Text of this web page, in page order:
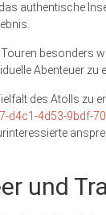
authentische
besonders
Abenteuer zu
des Atolls zu
d4c1-4d53-9bdf-
und